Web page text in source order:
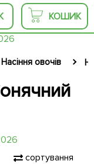
КОШИК
Насіння овочів
сортування